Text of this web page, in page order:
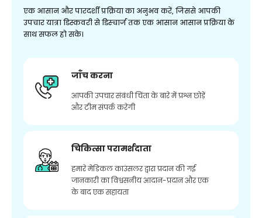
एक आसान और पारदर्शी प्रक्रिया का अनुभव करें, जिससे आपकी
उपचार यात्रा डिस्कवरी से डिस्चार्ज तक एक आसान आसान प्रक्रिया के
साथ सफल हो सके।
जाँच करना
आपकी उपचार संबंधी चिंता के बारे में प्रश्न छोड़ें
और टीम संपर्क करेगी
चिकित्सा परामर्शदाता
हमारे मेडिकल काउंसलर द्वारा प्रदान की गई
जानकारी का विश्वसनीय आदान-प्रदान और एक
के बाद एक सहायता